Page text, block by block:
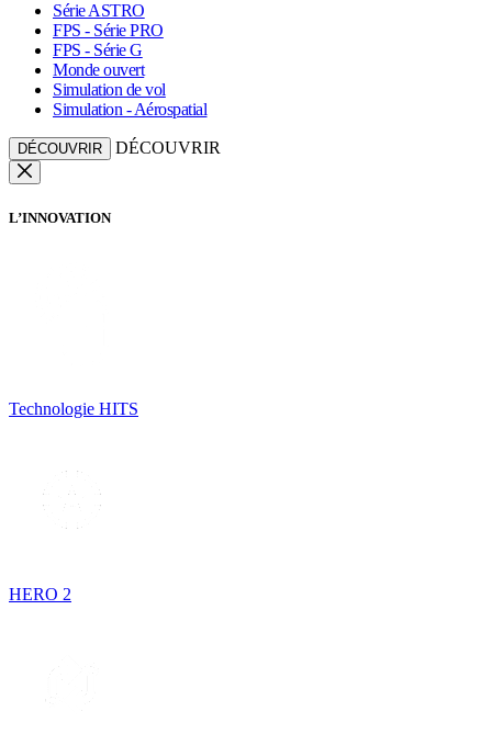
Série ASTRO
FPS - Série PRO
FPS - Série G
Monde ouvert
Simulation de vol
Simulation - Aérospatial
DÉCOUVRIR DÉCOUVRIR
L’INNOVATION
Technologie HITS
HERO 2